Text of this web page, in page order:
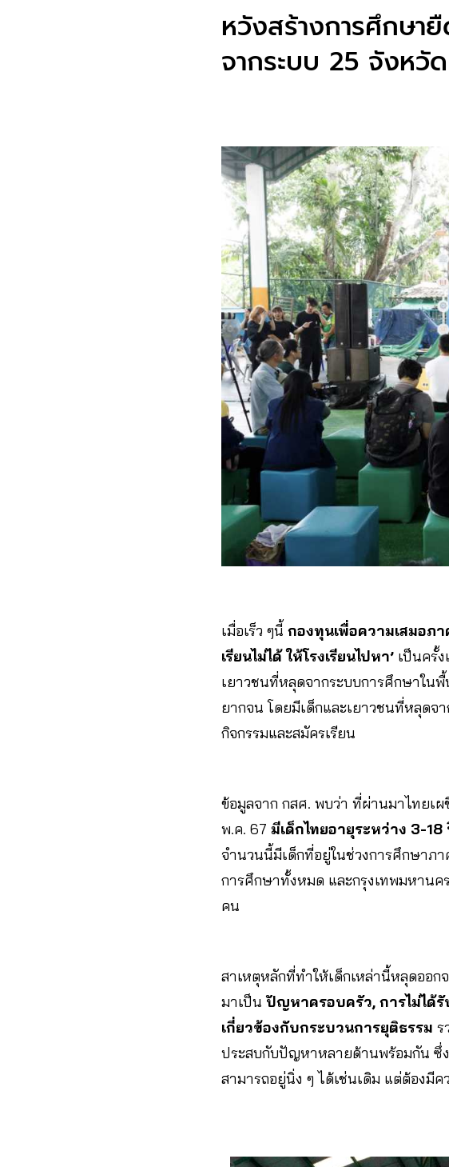
หวังสร้างการศึกษา
จากระบบ 25 จังหวั
เมื่อเร็ว ๆนี้ กองทุนเพื่อความเสมอภ
เรียนไม่ได้ ให้โรงเรียนไปหา’ เป็นครั้
เยาวชนที่หลุดจากระบบการศึกษาใน
ยากจน โดยมีเด็กและเยาวชนที่หลุดจ
กิจกรรมและสมัครเรียน
ข้อมูลจาก กสศ. พบว่า ที่ผ่านมาไทยเ
พ.ค. 67 มีเด็กไทยอายุระหว่าง 3-
จำนวนนี้มีเด็กที่อยู่ในช่วงการศึกษาภ
การศึกษาทั้งหมด และกรุงเทพมหาน
คน
สาเหตุหลักที่ทำให้เด็กเหล่านี้หลุดออ
มาเป็นปัญหาครอบครัว, การไม่ไ
เกี่ยวข้องกับกระบวนการยุติธรรม ร
ประสบกับปัญหาหลายด้านพร้อมกัน ซึ่
สามารถอยู่นิ่ง ๆ ได้เช่นเดิม แต่ต้องมี